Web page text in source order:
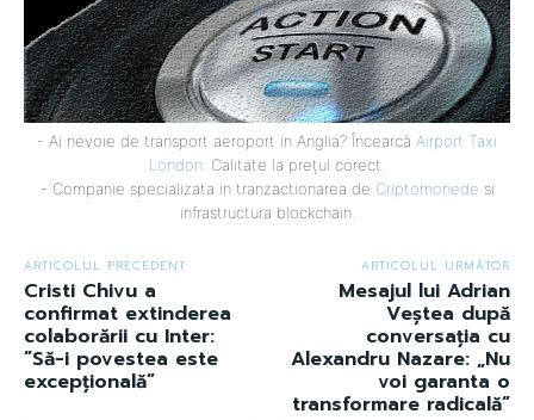
- Ai nevoie de transport aeroport in Anglia? Încearcă Airport Taxi
London . Calitate la prețul corect.
- Companie specializata in tranzactionarea de Criptomonede si
infrastructura blockchain.
ARTICOLUL PRECEDENT
Cristi Chivu a
confirmat extinderea
colaborării cu Inter:
”Să-i povestea este
excepțională”
ARTICOLUL URMĂTOR
Mesajul lui Adrian
Veștea după
conversația cu
Alexandru Nazare: „Nu
voi garanta o
transformare radicală”